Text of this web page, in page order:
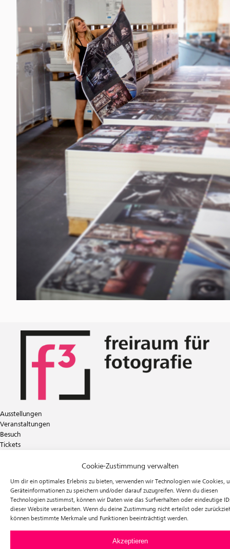
Cookie-Zustimmung verwalten
Um dir ein optimales Erlebnis zu bieten, verwenden wir Technologien wie Cookies,
Geräteinformationen zu speichern und/oder darauf zuzugreifen. Wenn du diesen
Technologien zustimmst, können wir Daten wie das Surfverhalten oder eindeutige
dieser Website verarbeiten. Wenn du deine Zustimmung nicht erteilst oder
können bestimmte Merkmale und Funktionen beeinträchtigt werden.
Akzeptieren
Ausstellungen
Veranstaltungen
Besuch
Tickets
Instagram
Facebook
f³ – freiraum für fotografie
Prinzessinnenstraße 30
10969 Berlin